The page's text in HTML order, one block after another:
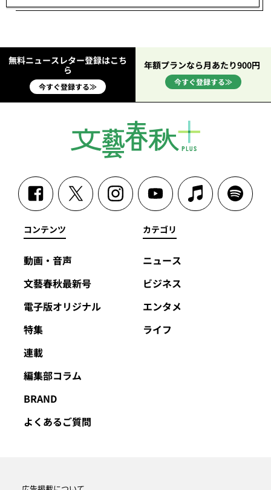
無料ニュースレター登録はこち
ら
今すぐ登録する≫
年額プランなら月あたり900円
今すぐ登録する≫
コンテンツ
動画・音声
文藝春秋最新号
電子版オリジナル
特集
連載
編集部コラム
BRAND
よくあるご質問
カテゴリ
ニュース
ビジネス
エンタメ
ライフ